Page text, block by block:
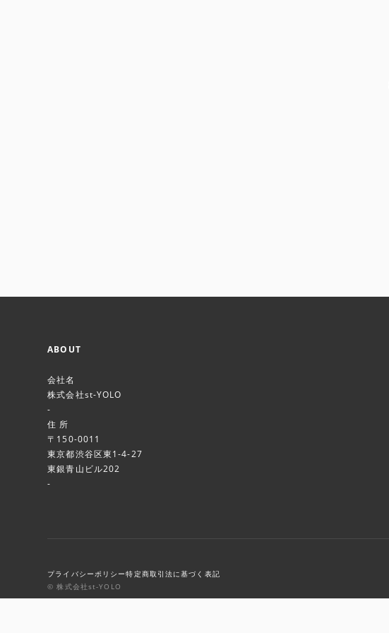
ABOUT
会社名
株式会社st-YOLO
-
住 所
〒150-0011
東京都渋谷区東1-4-27
東銀青山ビル202
-
プライバシーポリシー特定商取引法に基づく表記
© 株式会社st-YOLO